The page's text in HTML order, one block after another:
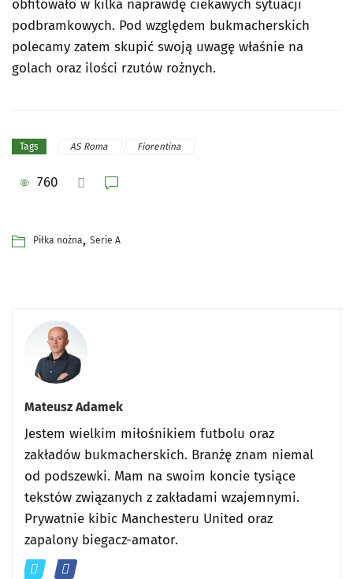
obfitowało w kilka naprawdę ciekawych sytuacji
podbramkowych. Pod względem bukmacherskich
polecamy zatem skupić swoją uwagę właśnie na
golach oraz ilości rzutów rożnych.
Tags AS Roma Fiorentina
760
Piłka nożna, Serie A
Mateusz Adamek
Jestem wielkim miłośnikiem futbolu oraz
zakładów bukmacherskich. Branżę znam niemal
od podszewki. Mam na swoim koncie tysiące
tekstów związanych z zakładami wzajemnymi.
Prywatnie kibic Manchesteru United oraz
zapalony biegacz-amator.